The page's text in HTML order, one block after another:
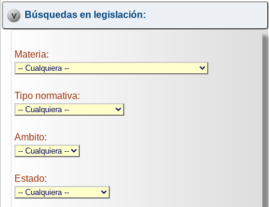
Búsquedas en legislación:
Materia:
Tipo normativa:
Ambito:
Estado: